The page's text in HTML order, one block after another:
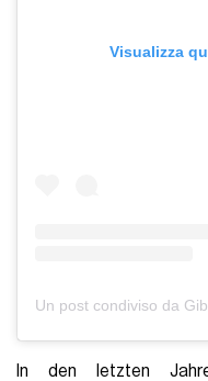
Visualizza
In den letzten